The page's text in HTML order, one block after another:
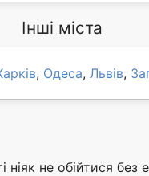
Інші міста
, Одеса, Львів,
ніяк не обійтися без